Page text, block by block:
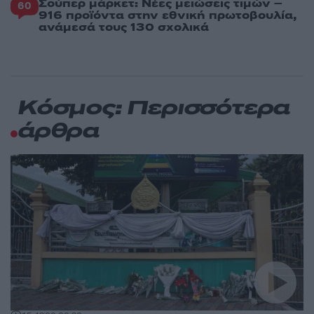
60 Σούπερ μάρκετ: Νέες μειώσεις τιμών –
916 προϊόντα στην εθνική πρωτοβουλία,
ανάμεσά τους 130 σχολικά
Κόσμος: Περισσότερα
άρθρα